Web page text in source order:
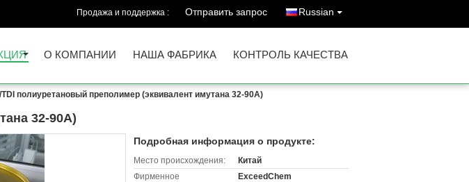
Продажа и поддержка : Отправить запрос Russian
О КОМПАНИИ НАША ФАБРИКА КОНТРОЛЬ КАЧЕСТВА
TDI полиуретановый преполимер (эквивалент имутана 32-90A)
32-90A)
Подробная информация о продукте:
Место происхождения:
Китай
Фирменное
ExceedChem